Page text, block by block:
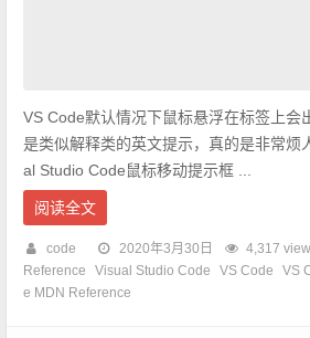
VS Code默认情况下鼠标悬浮在标签上会
是类似解释类的英文提示，真的是非常烦
al Studio Code鼠标移动提示框 ...
阅读全文
code 2020年3月30日 4,317
Reference
Visual Studio Code VS Code VS
e MDN Reference